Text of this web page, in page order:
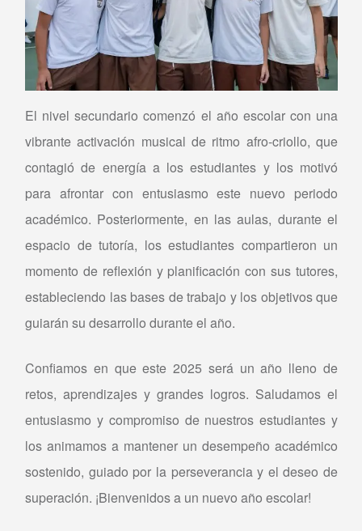
El nivel secundario comenzó el año escolar con una
vibrante activación musical de ritmo afro-criollo, que
contagió de energía a los estudiantes y los motivó
para afrontar con entusiasmo este nuevo periodo
académico. Posteriormente, en las aulas, durante el
espacio de tutoría, los estudiantes compartieron un
momento de reflexión y planificación con sus tutores,
estableciendo las bases de trabajo y los objetivos que
guiarán su desarrollo durante el año.
Confiamos en que este 2025 será un año lleno de
retos, aprendizajes y grandes logros. Saludamos el
entusiasmo y compromiso de nuestros estudiantes y
los animamos a mantener un desempeño académico
sostenido, guiado por la perseverancia y el deseo de
superación. ¡Bienvenidos a un nuevo año escolar!